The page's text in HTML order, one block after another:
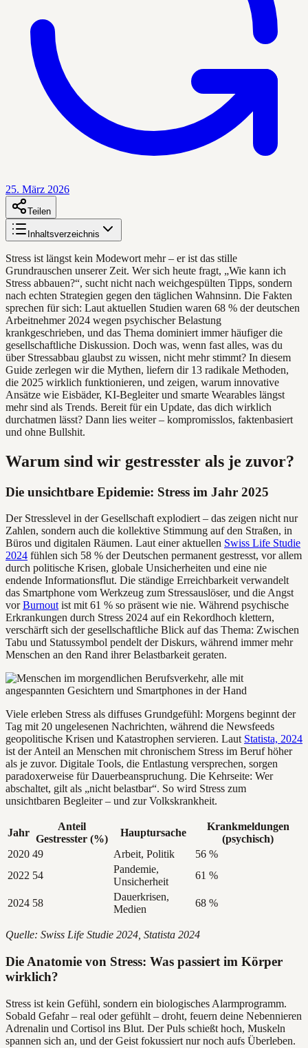
25. März 2026
Teilen
Inhaltsverzeichnis
Stress ist längst kein Modewort mehr – er ist das stille
Grundrauschen unserer Zeit. Wer sich heute fragt, „Wie kann ich
Stress abbauen?“, sucht nicht nach weichgespülten Tipps, sondern
nach echten Strategien gegen den täglichen Wahnsinn. Die Fakten
sprechen für sich: Laut aktuellen Studien waren 68 % der deutschen
Arbeitnehmer 2024 wegen psychischer Belastung
krankgeschrieben, und das Thema dominiert immer häufiger die
gesellschaftliche Diskussion. Doch was, wenn fast alles, was du
über Stressabbau glaubst zu wissen, nicht mehr stimmt? In diesem
Guide zerlegen wir die Mythen, liefern dir 13 radikale Methoden,
die 2025 wirklich funktionieren, und zeigen, warum innovative
Ansätze wie Eisbäder, KI-Begleiter und smarte Wearables längst
mehr sind als Trends. Bereit für ein Update, das dich wirklich
durchatmen lässt? Dann lies weiter – kompromisslos, faktenbasiert
und ohne Bullshit.
Warum sind wir gestresster als je zuvor?
Die unsichtbare Epidemie: Stress im Jahr 2025
Der Stresslevel in der Gesellschaft explodiert – das zeigen nicht nur
Zahlen, sondern auch die kollektive Stimmung auf den Straßen, in
Büros und digitalen Räumen. Laut einer aktuellen Swiss Life Studie
2024 fühlen sich 58 % der Deutschen permanent gestresst, vor allem
durch politische Krisen, globale Unsicherheiten und eine nie
endende Informationsflut. Die ständige Erreichbarkeit verwandelt
das Smartphone vom Werkzeug zum Stressauslöser, und die Angst
vorBurnout ist mit 61 % so präsent wie nie. Während psychische
Erkrankungen durch Stress 2024 auf ein Rekordhoch klettern,
verschärft sich der gesellschaftliche Blick auf das Thema: Zwischen
Tabu und Statussymbol pendelt der Diskurs, während immer mehr
Menschen an den Rand ihrer Belastbarkeit geraten.
Viele erleben Stress als diffuses Grundgefühl: Morgens beginnt der
Tag mit 20 ungelesenen Nachrichten, während die Newsfeeds
geopolitische Krisen und Katastrophen servieren. Laut Statista, 2024
ist der Anteil an Menschen mit chronischem Stress im Beruf höher
als je zuvor. Digitale Tools, die Entlastung versprechen, sorgen
paradoxerweise für Dauerbeanspruchung. Die Kehrseite: Wer
abschaltet, gilt als „nicht belastbar“. So wird Stress zum
unsichtbaren Begleiter – und zur Volkskrankheit.
Jahr
Anteil
Gestresster (%)
Hauptursache
Krankmeldungen
(psychisch)
2020 49 Arbeit, Politik
56 %
2022 54
Pandemie,
Unsicherheit
61 %
2024 58
Dauerkrisen,
Medien
68 %
Quelle: Swiss Life Studie 2024, Statista 2024
Die Anatomie von Stress: Was passiert im Körper
wirklich?
Stress ist kein Gefühl, sondern ein biologisches Alarmprogramm.
Sobald Gefahr – real oder gefühlt – droht, feuern deine Nebennieren
Adrenalin und Cortisol ins Blut. Der Puls schießt hoch, Muskeln
spannen sich an, und der Geist fokussiert nur noch aufs Überleben.